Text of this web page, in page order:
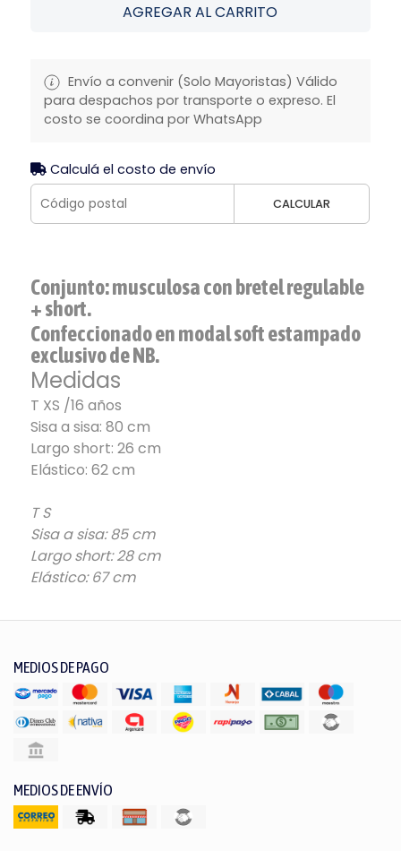
AGREGAR AL CARRITO
Envío a convenir (Solo Mayoristas) Válido
para despachos por transporte o expreso. El
costo se coordina por WhatsApp
Calculá el costo de envío
CALCULAR
Conjunto: musculosa con bretel regulable
+ short.
Confeccionado en modal soft estampado
exclusivo de NB.
Medidas
T XS /16 años
Sisa a sisa: 80 cm
Largo short: 26 cm
Elástico: 62 cm
T S
Sisa a sisa: 85 cm
Largo short: 28 cm
Elástico: 67 cm
MEDIOS DE PAGO
MEDIOS DE ENVÍO